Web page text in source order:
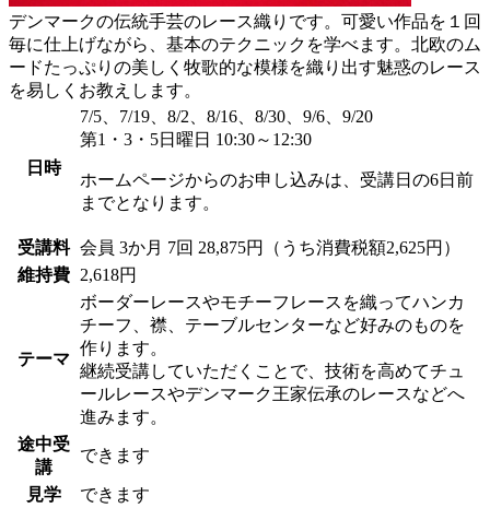
デンマークの伝統手芸のレース織りです。可愛い作品を１回
毎に仕上げながら、基本のテクニックを学べます。北欧のム
ードたっぷりの美しく牧歌的な模様を織り出す魅惑のレース
を易しくお教えします。
日時
7/5、7/19、8/2、8/16、8/30、9/6、9/20
第1・3・5日曜日 10:30～12:30
ホームページからのお申し込みは、受講日の6日前
までとなります。
受講料 会員 3か月 7回 28,875円（うち消費税額2,625円）
維持費 2,618円
テーマ
ボーダーレースやモチーフレースを織ってハンカ
チーフ、襟、テーブルセンターなど好みのものを
作ります。
継続受講していただくことで、技術を高めてチュ
ールレースやデンマーク王家伝承のレースなどへ
進みます。
途中受
講
できます
見学 できます